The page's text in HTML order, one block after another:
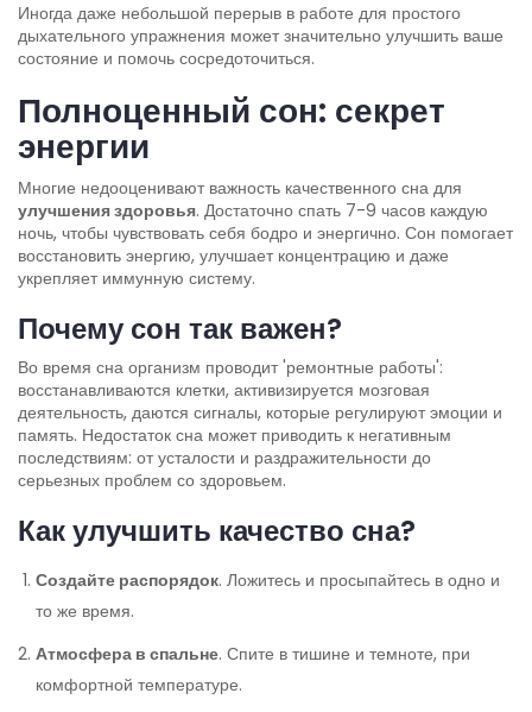
Иногда даже небольшой перерыв в работе для простого
дыхательного упражнения может значительно улучшить ваше
состояние и помочь сосредоточиться.
Полноценный сон: секрет
энергии
Многие недооценивают важность качественного сна для
улучшения здоровья. Достаточно спать 7-9 часов каждую
ночь, чтобы чувствовать себя бодро и энергично. Сон помогает
восстановить энергию, улучшает концентрацию и даже
укрепляет иммунную систему.
Почему сон так важен?
Во время сна организм проводит 'ремонтные работы':
восстанавливаются клетки, активизируется мозговая
деятельность, даются сигналы, которые регулируют эмоции и
память. Недостаток сна может приводить к негативным
последствиям: от усталости и раздражительности до
серьезных проблем со здоровьем.
Как улучшить качество сна?
Создайте распорядок. Ложитесь и просыпайтесь в одно и
то же время.
Атмосфера в спальне. Спите в тишине и темноте, при
комфортной температуре.